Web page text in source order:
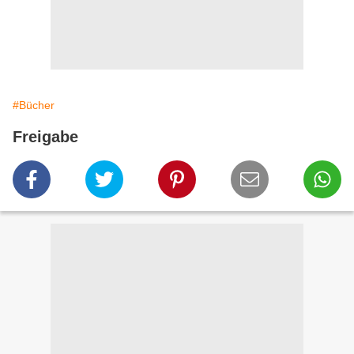
#Bücher
Freigabe